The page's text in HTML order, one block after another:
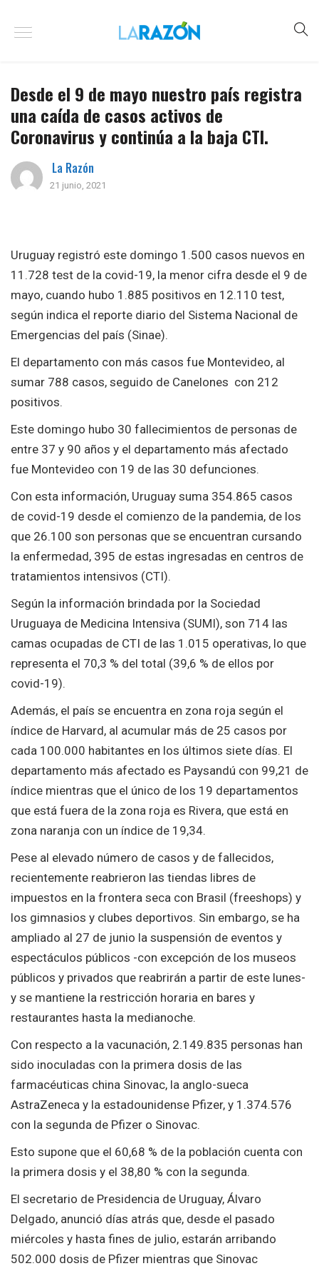
Desde el 9 de mayo nuestro país registra
una caída de casos activos de
Coronavirus y continúa a la baja CTI.
La Razón
21 junio, 2021
Uruguay registró este domingo 1.500 casos nuevos en
11.728 test de la covid-19, la menor cifra desde el 9 de
mayo, cuando hubo 1.885 positivos en 12.110 test,
según indica el reporte diario del Sistema Nacional de
Emergencias del país (Sinae).
El departamento con más casos fue Montevideo, al
sumar 788 casos, seguido de Canelones con 212
positivos.
Este domingo hubo 30 fallecimientos de personas de
entre 37 y 90 años y el departamento más afectado
fue Montevideo con 19 de las 30 defunciones.
Con esta información, Uruguay suma 354.865 casos
de covid-19 desde el comienzo de la pandemia, de los
que 26.100 son personas que se encuentran cursando
la enfermedad, 395 de estas ingresadas en centros de
tratamientos intensivos (CTI).
Según la información brindada por la Sociedad
Uruguaya de Medicina Intensiva (SUMI), son 714 las
camas ocupadas de CTI de las 1.015 operativas, lo que
representa el 70,3 % del total (39,6 % de ellos por
covid-19).
Además, el país se encuentra en zona roja según el
índice de Harvard, al acumular más de 25 casos por
cada 100.000 habitantes en los últimos siete días. El
departamento más afectado es Paysandú con 99,21 de
índice mientras que el único de los 19 departamentos
que está fuera de la zona roja es Rivera, que está en
zona naranja con un índice de 19,34.
Pese al elevado número de casos y de fallecidos,
recientemente reabrieron las tiendas libres de
impuestos en la frontera seca con Brasil (freeshops) y
los gimnasios y clubes deportivos. Sin embargo, se ha
ampliado al 27 de junio la suspensión de eventos y
espectáculos públicos -con excepción de los museos
públicos y privados que reabrirán a partir de este lunes-
y se mantiene la restricción horaria en bares y
restaurantes hasta la medianoche.
Con respecto a la vacunación, 2.149.835 personas han
sido inoculadas con la primera dosis de las
farmacéuticas china Sinovac, la anglo-sueca
AstraZeneca y la estadounidense Pfizer, y 1.374.576
con la segunda de Pfizer o Sinovac.
Esto supone que el 60,68 % de la población cuenta con
la primera dosis y el 38,80 % con la segunda.
El secretario de Presidencia de Uruguay, Álvaro
Delgado, anunció días atrás que, desde el pasado
miércoles y hasta fines de julio, estarán arribando
502.000 dosis de Pfizer mientras que Sinovac